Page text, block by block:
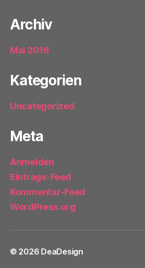
Archiv
Mai 2016
Kategorien
Uncategorized
Meta
Anmelden
Eintrags-Feed
Kommentar-Feed
WordPress.org
© 2026 DeaDesign